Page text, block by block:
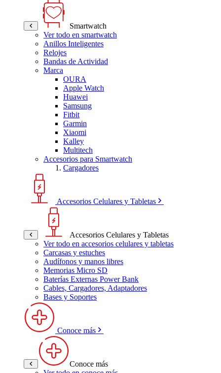
Smartwatch
Ver todo en smartwatch
Anillos Inteligentes
Relojes
Bandas de Actividad
Marca
OURA
Apple Watch
Huawei
Samsung
Fitbit
Garmin
Xiaomi
Kalley
Multitech
Accesorios para Smartwatch
Cargadores
Accesorios Celulares y Tabletas
Accesorios Celulares y Tabletas
Ver todo en accesorios celulares y tabletas
Carcasas y estuches
Audífonos y manos libres
Memorias Micro SD
Baterías Externas Power Bank
Cables, Cargadores, Adaptadores
Bases y Soportes
Conoce más
Conoce más